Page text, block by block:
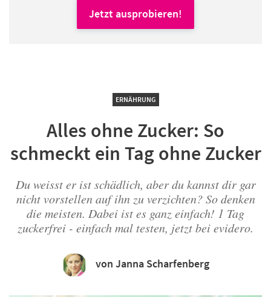
Jetzt ausprobieren!
ERNÄHRUNG
Alles ohne Zucker: So
schmeckt ein Tag ohne Zucker
Du weisst er ist schädlich, aber du kannst dir gar
nicht vorstellen auf ihn zu verzichten? So denken
die meisten. Dabei ist es ganz einfach! 1 Tag
zuckerfrei - einfach mal testen, jetzt bei evidero.
von Janna Scharfenberg